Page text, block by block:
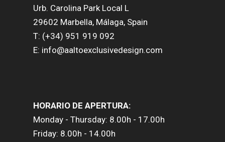
Urb. Carolina Park Local L
29602 Marbella, Málaga, Spain
T: (+34) 951 919 092
E: info@aaltoexclusivedesign.com
HORARIO DE APERTURA:
Monday - Thursday: 8.00h - 17.00h
Friday: 8.00h - 14.00h